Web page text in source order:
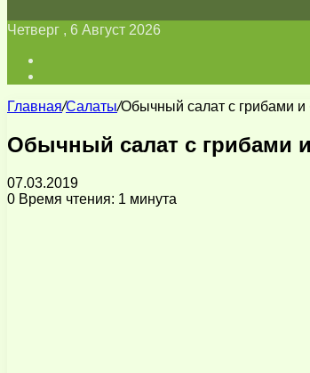
Четверг , 6 Август 2026
Главная/Салаты/Обычный салат с грибами и
Обычный салат с грибами
07.03.2019
0 Время чтения: 1 минута